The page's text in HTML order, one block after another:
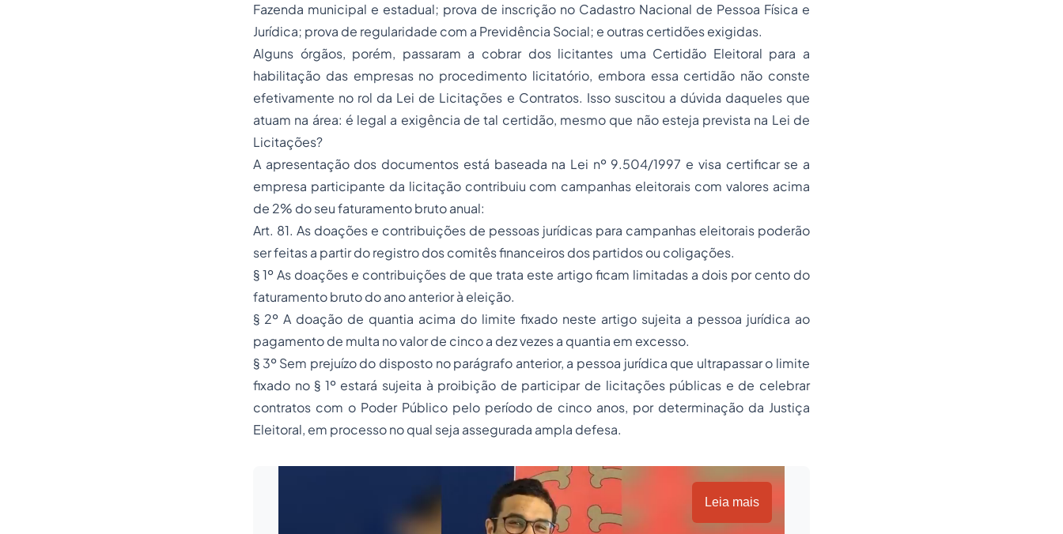
Fazenda municipal e estadual; prova de inscrição no Cadastro Nacional de Pessoa Física e
Jurídica; prova de regularidade com a Previdência Social; e outras certidões exigidas.
Alguns órgãos, porém, passaram a cobrar dos licitantes uma Certidão Eleitoral para a
habilitação das empresas no procedimento licitatório, embora essa certidão não conste
efetivamente no rol da Lei de Licitações e Contratos. Isso suscitou a dúvida daqueles que
atuam na área: é legal a exigência de tal certidão, mesmo que não esteja prevista na Lei de
Licitações?
A apresentação dos documentos está baseada na Lei nº 9.504/1997 e visa certificar se a
empresa participante da licitação contribuiu com campanhas eleitorais com valores acima
de 2% do seu faturamento bruto anual:
Art. 81. As doações e contribuições de pessoas jurídicas para campanhas eleitorais poderão
ser feitas a partir do registro dos comitês financeiros dos partidos ou coligações.
§ 1º As doações e contribuições de que trata este artigo ficam limitadas a dois por cento do
faturamento bruto do ano anterior à eleição.
§ 2º A doação de quantia acima do limite fixado neste artigo sujeita a pessoa jurídica ao
pagamento de multa no valor de cinco a dez vezes a quantia em excesso.
§ 3º Sem prejuízo do disposto no parágrafo anterior, a pessoa jurídica que ultrapassar o limite
fixado no § 1º estará sujeita à proibição de participar de licitações públicas e de celebrar
contratos com o Poder Público pelo período de cinco anos, por determinação da Justiça
Eleitoral, em processono qual seja assegurada ampla defesa.
Leia mais